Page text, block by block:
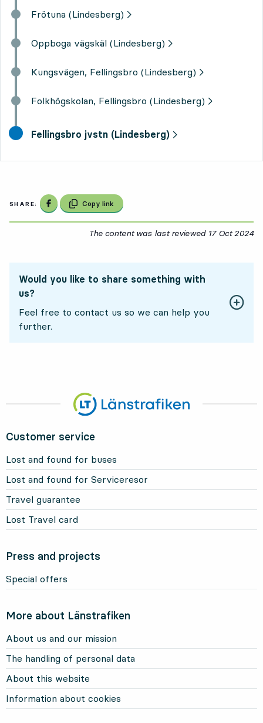
Frötuna (Lindesberg)
Oppboga vägskäl (Lindesberg)
Kungsvägen, Fellingsbro (Lindesberg)
Folkhögskolan, Fellingsbro (Lindesberg)
final destination,
Fellingsbro jvstn (Lindesberg)
SHARE: Share on Facebook
Copy link
The content was last reviewed 17 Oct 2024
Would you like to share something with
us?
Feel free to contact us so we can help you
further.
Customer service
Lost and found for buses
Lost and found for Serviceresor
Travel guarantee
Lost Travel card
Press and projects
Special offers
More about Länstrafiken
About us and our mission
The handling of personal data
About this website
Information about cookies